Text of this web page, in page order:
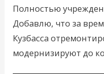
Полностью
Добавлю, что за
Кузбасса
модернизируют до